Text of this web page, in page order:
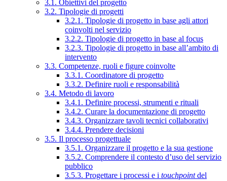
3.1. Obiettivi del progetto
3.2. Tipologie di progetti
3.2.1. Tipologie di progetto in base agli attori
coinvolti nel servizio
3.2.2. Tipologie di progetto in base al focus
3.2.3. Tipologie di progetto in base all’ambito di
intervento
3.3. Competenze, ruoli e figure coinvolte
3.3.1. Coordinatore di progetto
3.3.2. Definire ruoli e responsabilità
3.4. Metodo di lavoro
3.4.1. Definire processi, strumenti e rituali
3.4.2. Curare la documentazione di progetto
3.4.3. Organizzare tavoli tecnici collaborativi
3.4.4. Prendere decisioni
3.5. Il processo progettuale
3.5.1. Organizzare il progetto e la sua gestione
3.5.2. Comprendere il contesto d’uso del servizio
pubblico
3.5.3. Progettare i processi e i touchpointdel